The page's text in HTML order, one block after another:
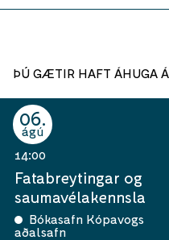
ÞÚ GÆTIR HAFT ÁHUGA Á
06
ágú
14:00
Fatabreytingar og
saumavélakennsla
Bókasafn Kópavogs
aðalsafn